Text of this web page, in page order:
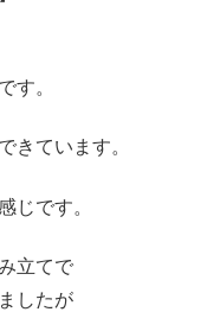
す。
きています。
じです。
立てで
したが